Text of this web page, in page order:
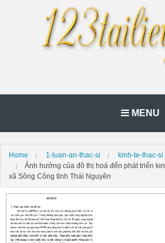
MENU
Home 1-luan-an-thac-si
kinh-te-thac-si
Ảnh hưởng của đô thị hoá đến phát triển
xã Sông Công tỉnh Thái Nguyên